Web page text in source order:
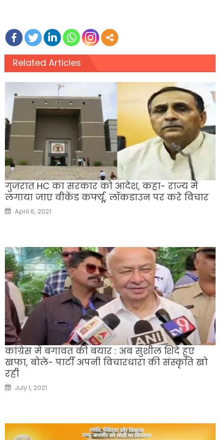
Related Articles
गुजरात HC का सरकार को आदेश, कहा- राज्य में
लगाया जाए वीकेंड कर्फ्यू, लॉकडाउन पर करे विचार
Posted
on
April 6, 2021
कांग्रेस में बगावत की बयार : अब सुशील शिंदे हुए
खफा, बोले- पार्टी अपनी विचारधारा की संस्कृति खो
रही
Posted
on
July 1, 2021